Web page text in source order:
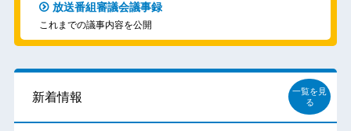
放送番組審議会議事録
これまでの議事内容を公開
新着情報
一覧を見
る